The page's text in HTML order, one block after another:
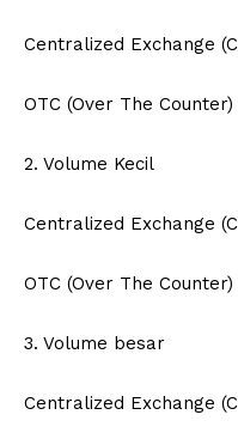
Centralized Exchange
OTC (Over The
2. Volume Kecil
Centralized Exchange
OTC (Over The
3. Volume besar
Centralized Exchange